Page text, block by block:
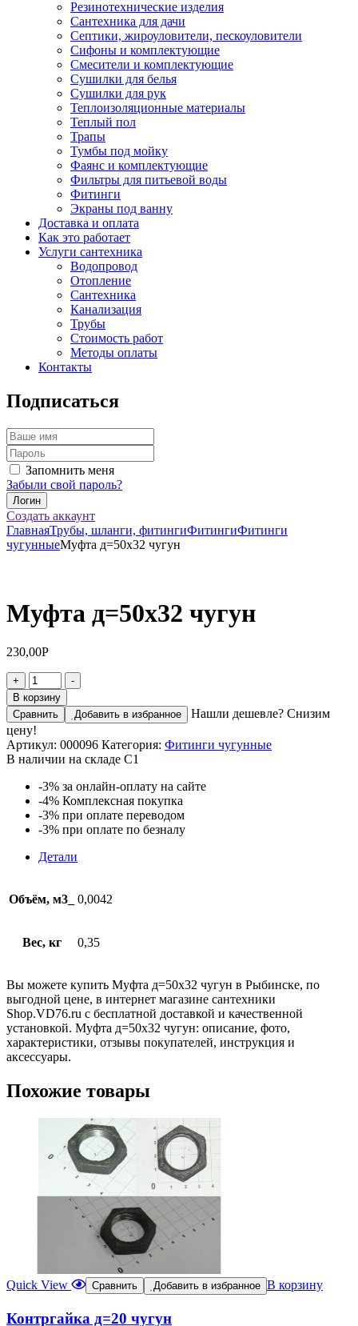
Резинотехнические изделия
Сантехника для дачи
Септики, жироуловители, пескоуловители
Сифоны и комплектующие
Смесители и комплектующие
Сушилки для белья
Сушилки для рук
Теплоизоляционные материалы
Теплый пол
Трапы
Тумбы под мойку
Фаянс и комплектующие
Фильтры для питьевой воды
Фитинги
Экраны под ванну
Доставка и оплата
Как это работает
Услуги сантехника
Водопровод
Отопление
Сантехника
Канализация
Трубы
Стоимость работ
Методы оплаты
Контакты
Подписаться
Запомнить меня
Забыли свой пароль?
Создать аккаунт
ГлавнаяТрубы, шланги, фитингиФитингиФитинги
чугунныеМуфта д=50х32 чугун
Муфта д=50х32 чугун
230,00Р
+
Количество
товара
Муфта
д=50х32
чугун
-
В корзину
Сравнить
Добавить в избранное
Нашли дешевле? Снизим
цену!
Артикул: 000096 Категория: Фитинги чугунные
В наличии на складе С1
-3% за онлайн-оплату на сайте
-4% Комплексная покупка
-3% при оплате переводом
-3% при оплате по безналу
Детали
Объём, м3_ 0,0042
Вес, кг 0,35
Вы можете купить Муфта д=50х32 чугун в Рыбинске, по
выгодной цене, в интернет магазине сантехники
Shop.VD76.ru с бесплатной доставкой и качественной
установкой. Муфта д=50х32 чугун: описание, фото,
характеристики, отзывы покупателей, инструкция и
аксессуары.
Похожие товары
Quick View Сравнить Добавить в избранное В корзину
Контргайка д=20 чугун